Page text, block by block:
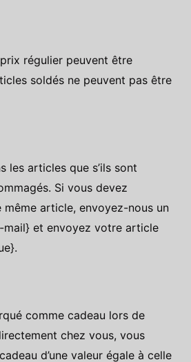
régulier peuvent être
soldés ne peuvent pas être
les articles que s’ils sont
Si vous devez
même article, envoyez-nous un
mail} et envoyez votre article
comme cadeau lors de
chez vous, vous
d’une valeur égale à celle